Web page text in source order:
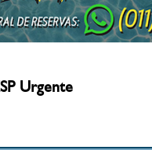
Urgente